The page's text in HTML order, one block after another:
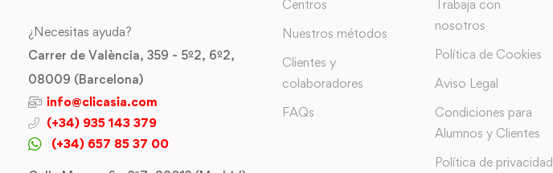
¿Necesitas ayuda?
Carrer de València, 359 - 5º2, 6º2,
08009 (Barcelona)
info@clicasia.com
(+34) 935 143 379
(+34) 657 85 37 00
Centros
Nuestros métodos
Clientes y
colaboradores
FAQs
Trabaja con
nosotros
Política de Cookies
Aviso Legal
Condiciones para
Alumnos y Clientes
Política de privacidad